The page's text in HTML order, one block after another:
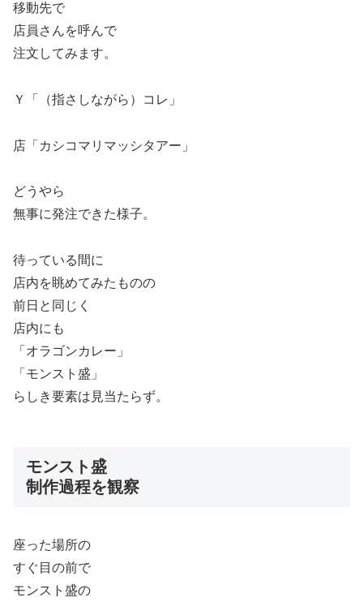
移動先で
店員さんを呼んで
注文してみます。
Ｙ「（指さしながら）コレ」
店「カシコマリマッシタアー」
どうやら
無事に発注できた様子。
待っている間に
店内を眺めてみたものの
前日と同じく
店内にも
「オラゴンカレー」
「モンスト盛」
らしき要素は見当たらず。
モンスト盛
制作過程を観察
座った場所の
すぐ目の前で
モンスト盛の